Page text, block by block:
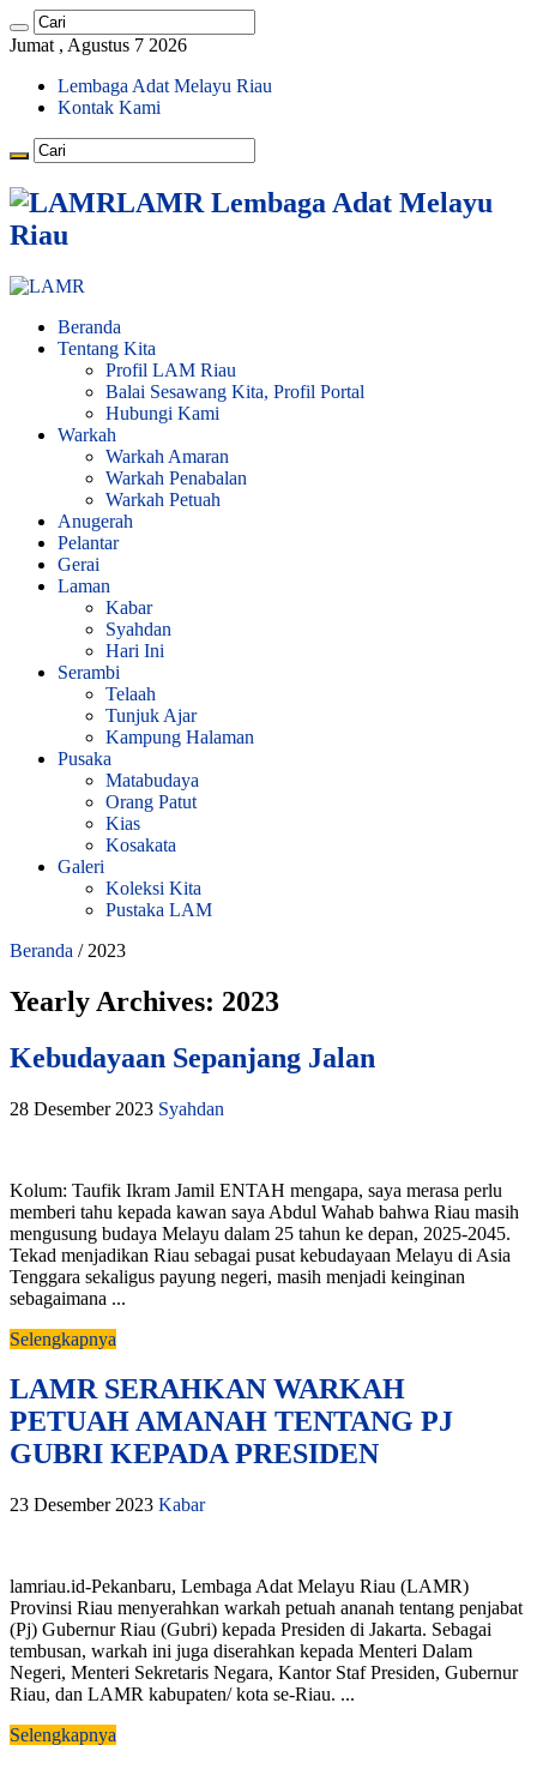
Jumat , Agustus 7 2026
Lembaga Adat Melayu Riau
Kontak Kami
LAMR Lembaga Adat Melayu
Riau
Beranda
Tentang Kita
Profil LAM Riau
Balai Sesawang Kita, Profil Portal
Hubungi Kami
Warkah
Warkah Amaran
Warkah Penabalan
Warkah Petuah
Anugerah
Pelantar
Gerai
Laman
Kabar
Syahdan
Hari Ini
Serambi
Telaah
Tunjuk Ajar
Kampung Halaman
Pusaka
Matabudaya
Orang Patut
Kias
Kosakata
Galeri
Koleksi Kita
Pustaka LAM
Beranda / 2023
Yearly Archives: 2023
Kebudayaan Sepanjang Jalan
28 Desember 2023 Syahdan
Kolum: Taufik Ikram Jamil ENTAH mengapa, saya merasa perlu
memberi tahu kepada kawan saya Abdul Wahab bahwa Riau masih
mengusung budaya Melayu dalam 25 tahun ke depan, 2025-2045.
Tekad menjadikan Riau sebagai pusat kebudayaan Melayu di Asia
Tenggara sekaligus payung negeri, masih menjadi keinginan
sebagaimana ...
Selengkapnya
LAMR SERAHKAN WARKAH
PETUAH AMANAH TENTANG PJ
GUBRI KEPADA PRESIDEN
23 Desember 2023 Kabar
lamriau.id-Pekanbaru, Lembaga Adat Melayu Riau (LAMR)
Provinsi Riau menyerahkan warkah petuah ananah tentang penjabat
(Pj) Gubernur Riau (Gubri) kepada Presiden di Jakarta. Sebagai
tembusan, warkah ini juga diserahkan kepada Menteri Dalam
Negeri, Menteri Sekretaris Negara, Kantor Staf Presiden, Gubernur
Riau, dan LAMR kabupaten/ kota se-Riau. ...
Selengkapnya